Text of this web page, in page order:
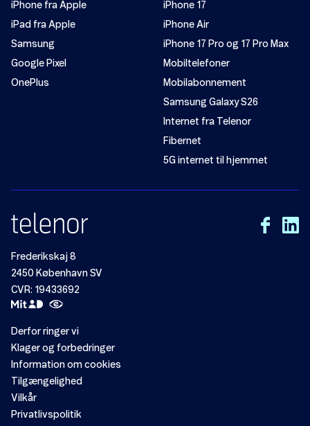
iPhone fra Apple
iPad fra Apple
Samsung
Google Pixel
OnePlus
iPhone 17
iPhone Air
iPhone 17 Pro og 17 Pro Max
Mobiltelefoner
Mobilabonnement
Samsung Galaxy S26
Internet fra Telenor
Fibernet
5G internet til hjemmet
Frederikskaj 8
2450 København SV
CVR: 19433692
Derfor ringer vi
Klager og forbedringer
Information om cookies
Tilgængelighed
Vilkår
Privatlivspolitik